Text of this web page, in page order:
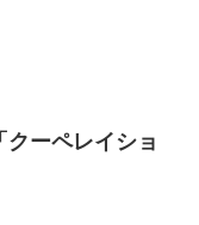
クーペレイショ